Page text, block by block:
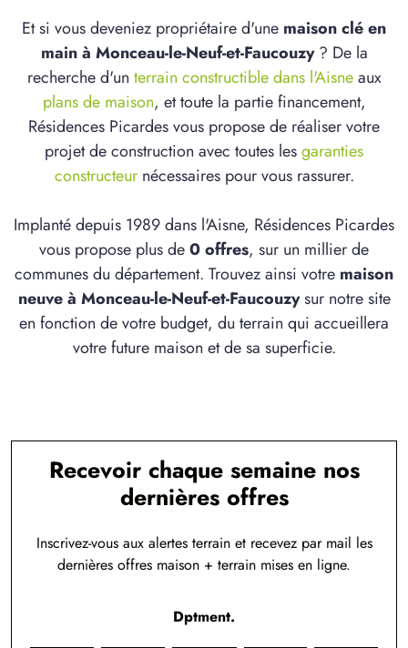
Et si vous deveniez propriétaire d'une maison clé en
main à Monceau-le-Neuf-et-Faucouzy? De la
recherche d'un terrain constructible dans l'Aisneaux
plans de maison, et toute la partie financement,
Résidences Picardes vous propose de réaliser votre
projet de construction avec toutes lesgaranties
constructeurnécessaires pour vous rassurer.
Implanté depuis 1989 dans l'Aisne, Résidences Picardes
vous propose plus de0 offres, sur un millier de
communes du département. Trouvez ainsi votre maison
neuve à Monceau-le-Neuf-et-Faucouzysur notre site
en fonction de votre budget, du terrain qui accueillera
votre future maison et de sa superficie.
Recevoir chaque semaine nos
dernières offres
Inscrivez-vous aux alertes terrain et recevez par mail les
dernières offres maison + terrain mises en ligne.
Dptment.